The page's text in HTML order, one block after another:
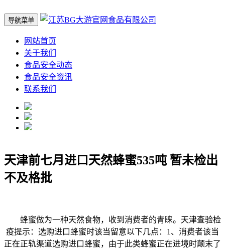
导航菜单
网站首页
关于我们
食品安全动态
食品安全资讯
联系我们
天津前七月进口天然蜂蜜535吨 暂未检出
不及格批
蜂蜜做为一种天然食物，收到消费者的青睐。天津查验检
疫提示：选购进口蜂蜜时该当留意以下几点：1、消费者该当
正在正轨渠道选购进口蜂蜜，由于此类蜂蜜正在进境时颠末了